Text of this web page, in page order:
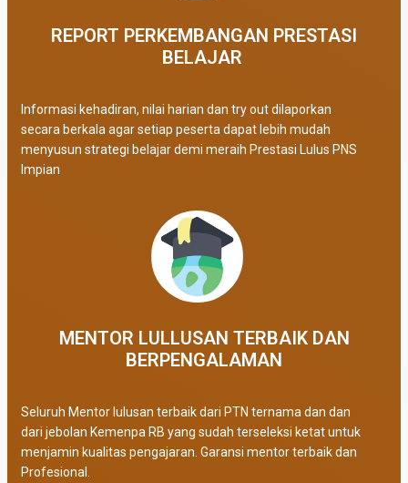
REPORT PERKEMBANGAN PRESTASI
BELAJAR ​
Informasi kehadiran, nilai harian dan try out dilaporkan
secara berkala agar setiap peserta dapat lebih mudah
menyusun strategi belajar demi meraih Prestasi Lulus PNS
Impian
MENTOR LULLUSAN TERBAIK DAN
BERPENGALAMAN
Seluruh Mentor lulusan terbaik dari PTN ternama dan dan
dari jebolan Kemenpa RB yang sudah terseleksi ketat untuk
menjamin kualitas pengajaran. Garansi mentor terbaik dan
Profesional.